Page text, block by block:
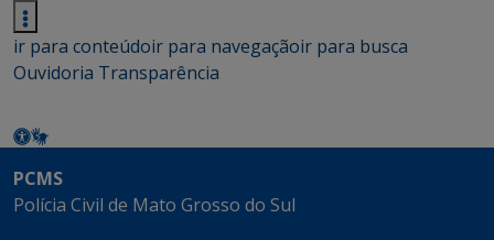
ir para conteúdoir para navegaçãoir para busca
Ouvidoria Transparência
PCMS
Polícia Civil de Mato Grosso do Sul